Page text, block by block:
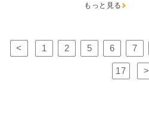
もっと見る
< 1 2 5 6 7
17 >